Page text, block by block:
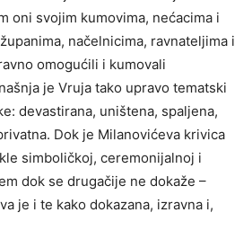
oni svojim kumovima, nećacima i
načelnicima, ravnateljima i
omogućili i kumovali
je Vruja tako upravo tematski
devastirana, uništena, spaljena,
Dok je Milanovićeva krivica
simboličkoj, ceremonijalnoj i
dok se drugačije ne dokaže –
je i te kako dokazana, izravna i,